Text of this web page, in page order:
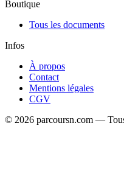
RESULTATS ·
DISPONIBILITÉ DES
PHASE DE